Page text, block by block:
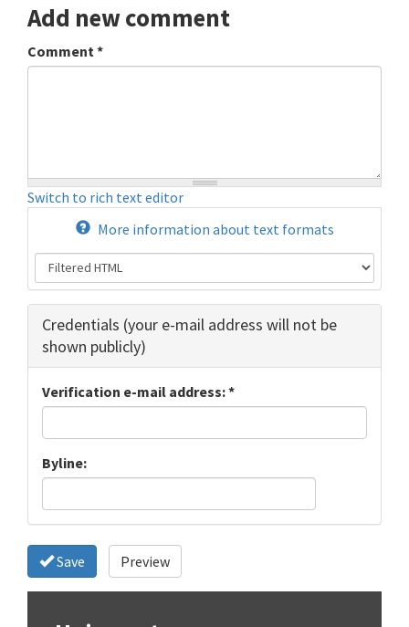
Add new comment
Comment *
Switch to rich text editor
More information about text formats
Hide
Credentials (your e-mail address will not be
shown publicly)
Verification e-mail address:*
Byline:
Save Preview